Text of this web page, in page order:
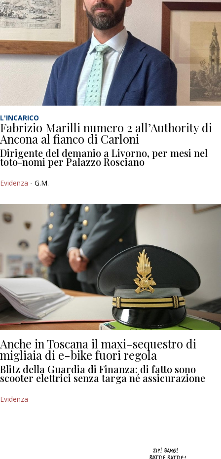
L'INCARICO
Fabrizio Marilli numero 2 all’Authority di
Ancona al fianco di Carloni
Dirigente del demanio a Livorno, per mesi nel
toto-nomi per Palazzo Rosciano
Evidenza - G.M.
Anche in Toscana il maxi-sequestro di
migliaia di e-bike fuori regola
Blitz della Guardia di Finanza: di fatto sono
scooter elettrici senza targa né assicurazione
Evidenza